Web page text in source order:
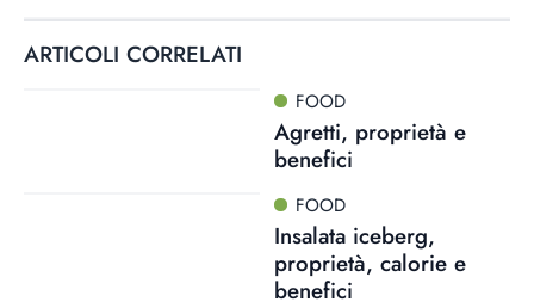
ARTICOLI CORRELATI
FOOD
Agretti, proprietà e
benefici
FOOD
Insalata iceberg,
proprietà, calorie e
benefici